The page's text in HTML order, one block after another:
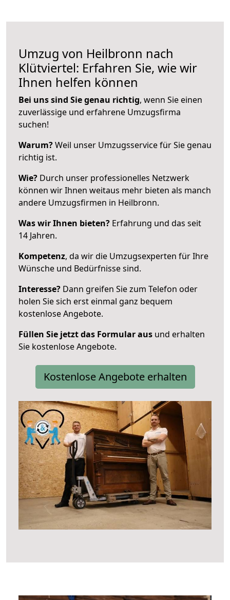
Umzug von Heilbronn nach
Klütviertel: Erfahren Sie, wie wir
Ihnen helfen können
Bei uns sind Sie genau richtig, wenn Sie einen
zuverlässige und erfahrene Umzugsfirma
suchen!
Warum?Weil unser Umzugsservice für Sie genau
richtig ist.
Wie? Durch unser professionelles Netzwerk
können wir Ihnen weitaus mehr bieten als manch
andere Umzugsfirmen in Heilbronn.
Was wir Ihnen bieten? Erfahrung und das seit
14 Jahren.
Kompetenz, da wir die Umzugsexperten für Ihre
Wünsche und Bedürfnisse sind.
Interesse? Dann greifen Sie zum Telefon oder
holen Sie sich erst einmal ganz bequem
kostenlose Angebote.
Füllen Sie jetzt das Formular aus und erhalten
Sie kostenlose Angebote.
Kostenlose Angebote erhalten